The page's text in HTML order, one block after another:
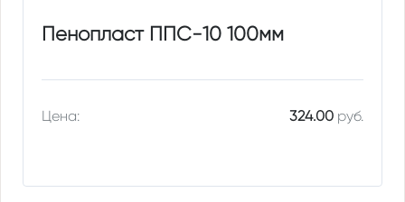
Пенопласт ППС-10 100мм
Цена: 324.00руб.